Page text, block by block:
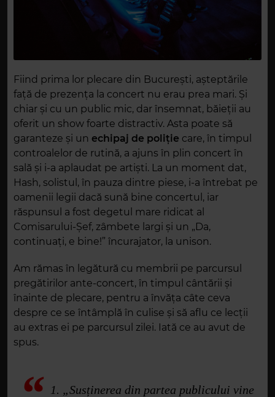
Fiind prima lor plecare din București, așteptările
față de prezența la concert nu erau prea mari. Și
chiar și cu un public mic, dar însemnat, băieții au
oferit un show foarte distractiv. Asta poate să
garanteze și un echipaj de poliție care, în timpul
controalelor de rutină, a ajuns în plin concert în
sală și i-a aplaudat pe artiști. La un moment dat,
Hash, solistul, în pauza dintre piese, i-a întrebat pe
oamenii legii dacă sună bine concertul, iar
răspunsul a fost degetul mare ridicat al
Comisarului-Șef, zâmbete largi și un „Da,
continuați, e bine!” încurajator, la unison.
Am rămas în legătură cu membrii pe parcursul
pregătirilor ante-concert, în timpul cântării și
înainte de plecare, pentru a învăța câte ceva
despre ce se întâmplă în culise și să aflu ce lecții
au extras ei pe parcursul zilei. Iată ce au avut de
spus.
1. „Susținerea din partea publicului vine